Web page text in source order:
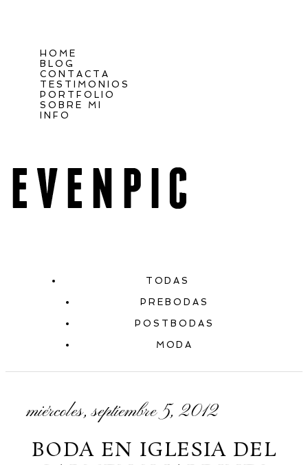
HOME
BLOG
CONTACTA
TESTIMONIOS
PORTFOLIO
SOBRE MI
INFO
TODAS
PREBODAS
POSTBODAS
MODA
miércoles, septiembre 5, 2012
BODA EN IGLESIA DEL